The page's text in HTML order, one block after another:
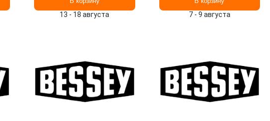
13 - 18 августа 7 - 9 августа